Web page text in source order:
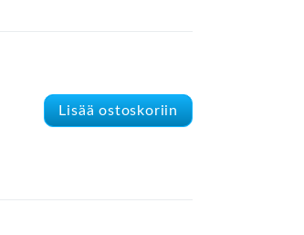
Lisää ostoskoriin